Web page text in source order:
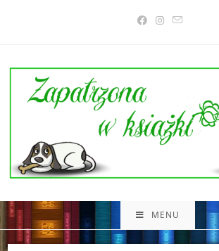
MENU